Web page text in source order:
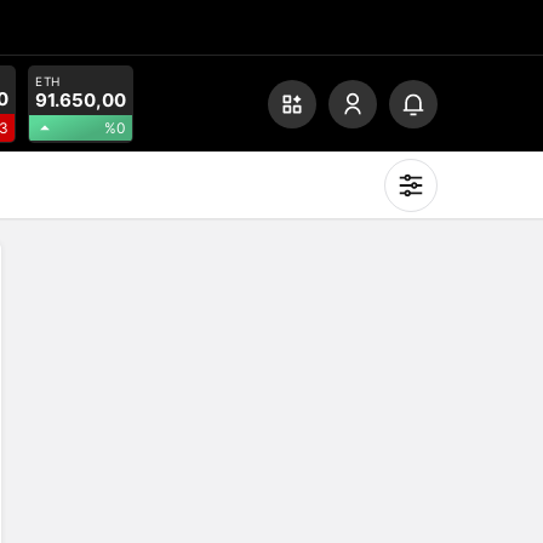
ETH
91.650,00
%0
Mod
değiştir